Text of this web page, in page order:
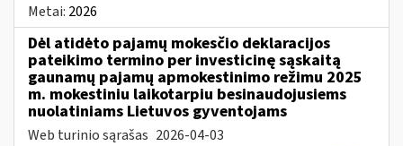
Metai: 2026
Dėl atidėto pajamų mokesčio deklaracijos
pateikimo termino per investicinę sąskaitą
gaunamų pajamų apmokestinimo režimu 2025
m. mokestiniu laikotarpiu besinaudojusiems
nuolatiniams Lietuvos gyventojams
Web turinio sąrašas 2026-04-03